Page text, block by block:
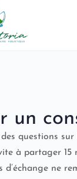
un
des questions
à partager
d’échange ne